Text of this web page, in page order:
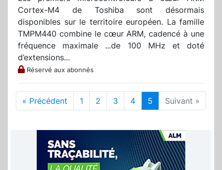
Cortex-M4 de Toshiba sont désormais
disponibles sur le territoire européen. La famille
TMPM440 combine le cœur ARM, cadencé à une
fréquence maximale ...de 100 MHz et doté
d’extensions...
Réservé aux abonnés
« Précédent 1 2 3 4 5 Suivant »